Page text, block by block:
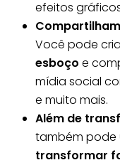
efeitos
Você pode
esboço e
mídia social
e muito mais.
Além de
também pode
transformar